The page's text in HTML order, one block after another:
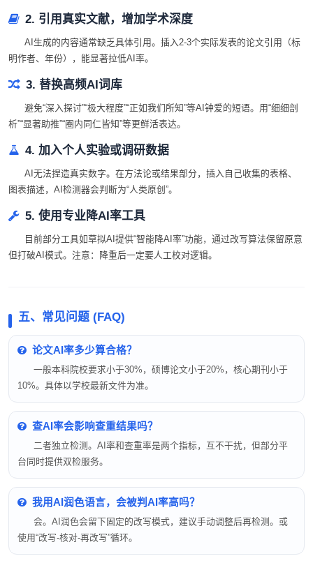
2. 引用真实文献，增加学术深度
AI生成的内容通常缺乏具体引用。插入2-3个实际发表的论文引用（标
明作者、年份），能显著拉低AI率。
3. 替换高频AI词库
避免“深入探讨”“极大程度”“正如我们所知”等AI钟爱的短语。用“细细剖
析”“显著助推”“圈内同仁皆知”等更鲜活表达。
4. 加入个人实验或调研数据
AI无法捏造真实数字。在方法论或结果部分，插入自己收集的表格、
图表描述，AI检测器会判断为“人类原创”。
5. 使用专业降AI率工具
目前部分工具如草拟AI提供“智能降AI率”功能，通过改写算法保留原意
但打破AI模式。注意：降重后一定要人工校对逻辑。
五、常见问题 (FAQ)
论文AI率多少算合格？
一般本科院校要求小于30%，硕博论文小于20%，核心期刊小于
10%。具体以学校最新文件为准。
查AI率会影响查重结果吗？
二者独立检测。AI率和查重率是两个指标，互不干扰，但部分平
台同时提供双检服务。
我用AI润色语言，会被判AI率高吗？
会。AI润色会留下固定的改写模式，建议手动调整后再检测。或
使用“改写-核对-再改写”循环。